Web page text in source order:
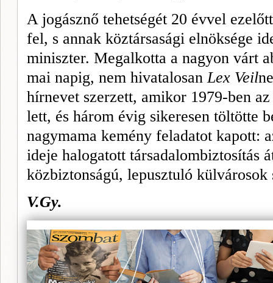
A jogásznő tehetségét 20 évvel
fel, s annak köztársasági elnöksége
miniszter. Megalkotta a nagyon várt
mai napig, nem hivatalosanLex Veil
hírnevet szerzett, amikor 1979-ben
lett, és három évig sikeresen töltötte
nagymama kemény feladatot kapott:
ideje halogatott társadalombiztosítás
közbiztonságú, lepusztuló külvárosok
V.Gy.